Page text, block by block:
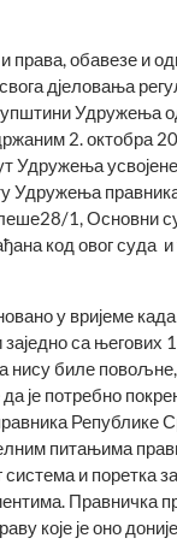
права, обавезе и
дјеловања
Удружења
2. октобра
Удружења
Удружења
1, Основни
код овог суда
у вријеме
са његових
биле повољне,
је потребно
Републике
питањима
и поретка
Правничка
које је оно